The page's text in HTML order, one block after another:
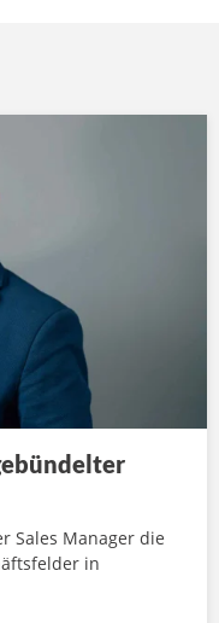
Sales Manager die
in